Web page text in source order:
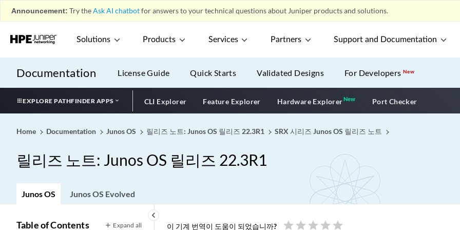
Announcement: Try theAsk AI chatbotfor answers to your technical questions about Juniper products and solutions.
Solutions Products Services Partners Support and Documentation
Documentation License Guide Quick Starts Validated Designs For DevelopersNew
EXPLORE PATHFINDER APPS CLI Explorer Feature Explorer Hardware ExplorerNewNew application
Port Checker
Home Documentation Junos OS 릴리즈 노트: Junos OS 릴리즈 22.3R1 SRX 시리즈 Junos OS 릴리즈 노트
릴리즈 노트: Junos OS 릴리즈 22.3R1
Junos OS Junos OS Evolved
keyboard_arrow_left
Table of Contents Expand all 이 기계 번역이 도움이 되었습니까? star star star star star